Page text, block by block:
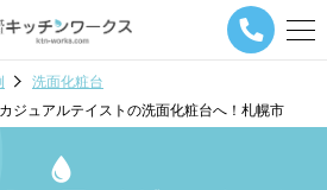
メ
ナ
洗面化粧台
ジュアルテイストの洗面化粧台へ！札幌市